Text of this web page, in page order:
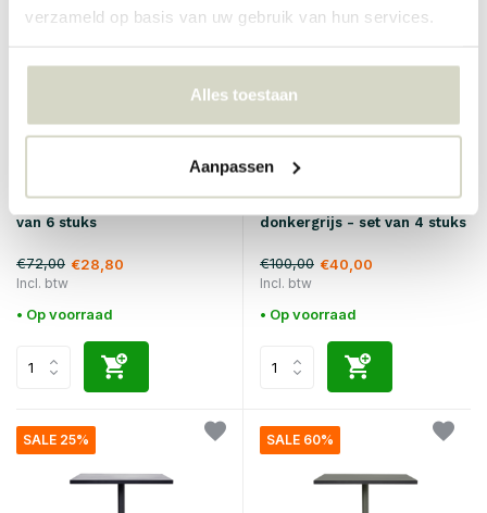
verzameld op basis van uw gebruik van hun services.
Alles toestaan
Aanpassen
Lake schaaltjes groen set
van 6 stuks
€72,00 €28,80
Incl. btw
• Op voorraad
House Doctor
donkergrijs - set van 4 stuks
€100,00 €40,00
Incl. btw
• Op voorraad
SALE 25% SALE 60%